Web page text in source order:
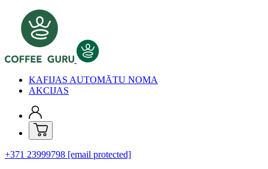
KAFIJAS AUTOMĀTU NOMA
AKCIJAS
+371 23999798 [email protected]